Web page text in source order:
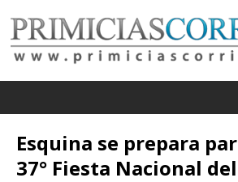
Esquina se prepara
37° Fiesta Nacional